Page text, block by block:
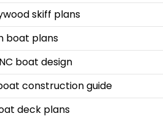
skiff plans
boat plans
boat design
construction guide
deck plans